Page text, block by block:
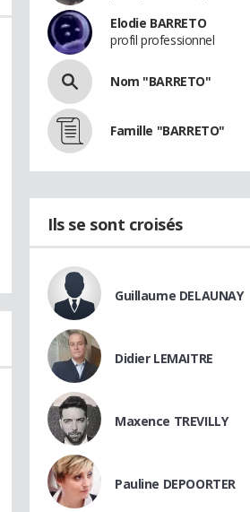
Elodie BARRETO
profil professionnel
Nom "BARRETO"
Famille "BARRETO"
Ils se sont croisés
Guillaume DELAUNAY
Didier LEMAITRE
Maxence TREVILLY
Pauline DEPOORTER